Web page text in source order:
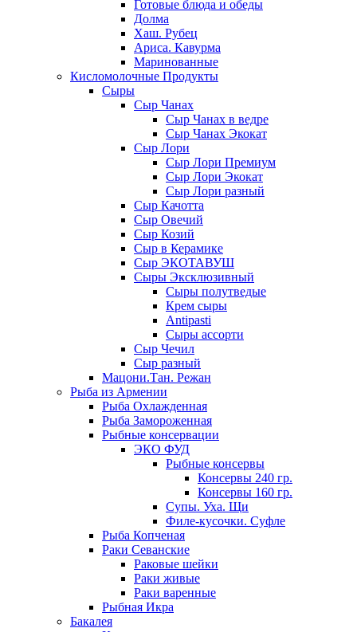
Готовые блюда и обеды
Долма
Хаш. Рубец
Ариса. Кавурма
Маринованные
Кисломолочные Продукты
Сыры
Сыр Чанах
Сыр Чанах в ведре
Сыр Чанах Экокат
Сыр Лори
Сыр Лори Премиум
Сыр Лори Экокат
Сыр Лори разный
Сыр Качотта
Сыр Овечий
Сыр Козий
Сыр в Керамике
Сыр ЭКОТАВУШ
Сыры Эксклюзивный
Сыры полутведые
Крем сыры
Antipasti
Сыры ассорти
Сыр Чечил
Сыр разный
Мацони.Тан. Режан
Рыба из Армении
Рыба Охлажденная
Рыба Замороженная
Рыбные консервации
ЭКО ФУД
Рыбные консервы
Консервы 240 гр.
Консервы 160 гр.
Супы. Уха. Щи
Филе-кусочки. Суфле
Рыба Копченая
Раки Севанские
Раковые шейки
Раки живые
Раки варенные
Рыбная Икра
Бакалея